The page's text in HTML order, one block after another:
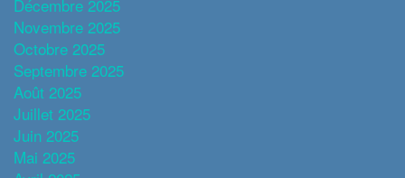
Décembre 2025
Novembre 2025
Octobre 2025
Septembre 2025
Août 2025
Juillet 2025
Juin 2025
Mai 2025